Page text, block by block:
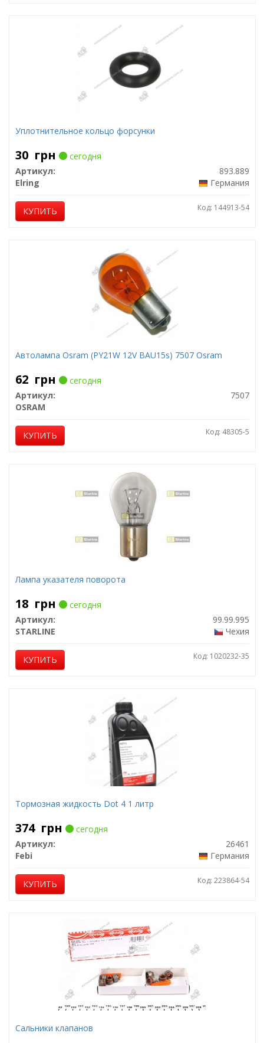
Уплотнительное кольцо форсунки
30 грн
сегодня
Артикул:
893.889
Elring
Германия
КУПИТЬ Код: 144913-54
Автолампа Osram (PY21W 12V BAU15s) 7507 Osram
62 грн
сегодня
Артикул:
7507
OSRAM
КУПИТЬ Код: 48305-5
Лампа указателя поворота
18 грн
сегодня
Артикул:
99.99.995
STARLINE
Чехия
КУПИТЬ Код: 1020232-35
Тормозная жидкость Dot 4 1 литр
374 грн
сегодня
Артикул:
26461
Febi
Германия
КУПИТЬ Код: 223864-54
Сальники клапанов